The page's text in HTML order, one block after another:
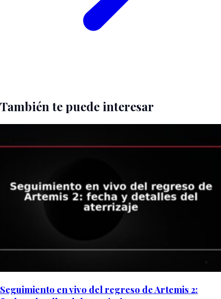
También te puede interesar
Seguimiento en vivo del regreso de Artemis 2: